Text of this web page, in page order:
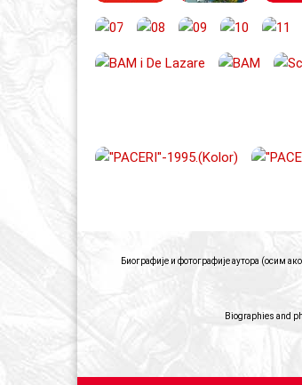
Биографије и фотографије аутора (осим
Biographies and